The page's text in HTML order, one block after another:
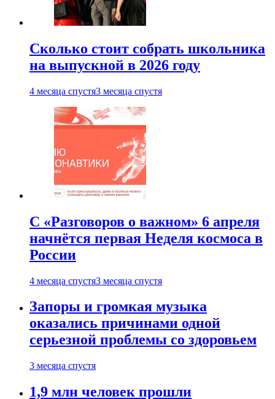
Сколько стоит собрать школьника
на выпускной в 2026 году
4 месяца спустя3 месяца спустя
С «Разговоров о важном» 6 апреля
начнётся первая Неделя космоса в
России
4 месяца спустя3 месяца спустя
Запоры и громкая музыка
оказались причинами одной
серьезной проблемы со здоровьем
3 месяца спустя
1,9 млн человек прошли